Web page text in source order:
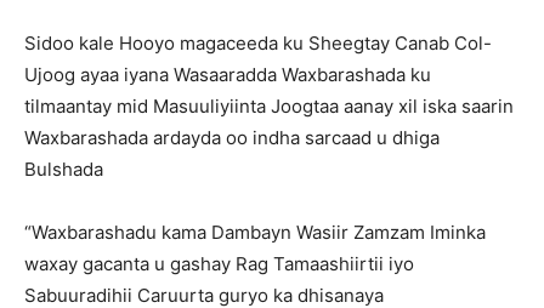
Sidoo kale Hooyo magaceeda ku Sheegtay Canab Col-
Ujoog ayaa iyana Wasaaradda Waxbarashada ku
tilmaantay mid Masuuliyiinta Joogtaa aanay xil iska saarin
Waxbarashada ardayda oo indha sarcaad u dhiga
Bulshada
“Waxbarashadu kama Dambayn Wasiir Zamzam Iminka
waxay gacanta u gashay Rag Tamaashiirtii iyo
Sabuuradihii Caruurta guryo ka dhisanaya